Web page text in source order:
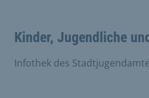
Kinder, Jugendliche
Infothek des